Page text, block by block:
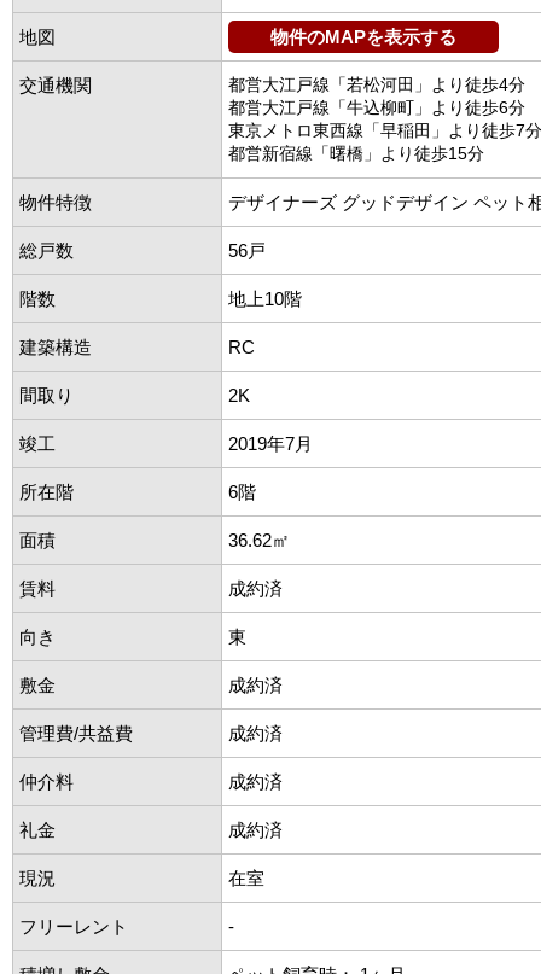
地図 物件のMAPを表示する
交通機関
都営大江戸線「若松河田」より徒歩4分
都営大江戸線「牛込柳町」より徒歩6分
東京メトロ東西線「早稲田」より徒歩7分
都営新宿線「曙橋」より徒歩15分
物件特徴 デザイナーズ グッドデザイン ペット
総戸数 56戸
階数 地上10階
建築構造 RC
間取り 2K
竣工 2019年7月
所在階 6階
面積 36.62㎡
賃料 成約済
向き 東
敷金 成約済
管理費/共益費 成約済
仲介料 成約済
礼金 成約済
現況 在室
フリーレント -